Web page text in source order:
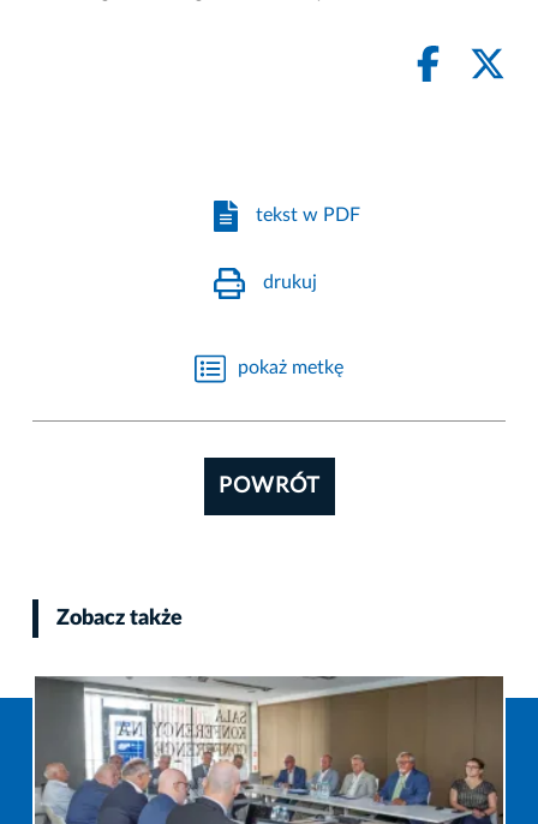
tekst w PDF
drukuj
pokaż metkę
POWRÓT
Zobacz także